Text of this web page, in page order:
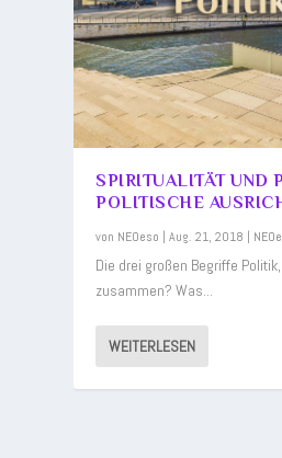
SPIRITUALITÄT UND
POLITISCHE
von NEOeso |Aug. 21, 2018 |
Die drei großen Begriffe
zusammen? Was...
WEITERLESEN